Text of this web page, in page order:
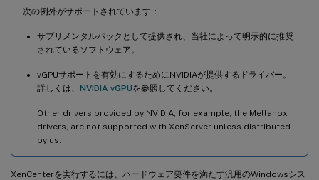
次の例外がサポートされています：
サプリメンタルパックとして提供され、当社によって明示的に推奨
されているソフトウェア。
vGPUサポートを有効にするためにNVIDIAが提供するドライバー。
詳しくは、 NVIDIA vGPUを参照してください。
Other drivers provided by NVIDIA, for example, the Mellanox
drivers, are not supported with XenServer unless distributed
by us.
XenCenterを実行するには、ハードウェア要件を満たす汎用のWindowsシス